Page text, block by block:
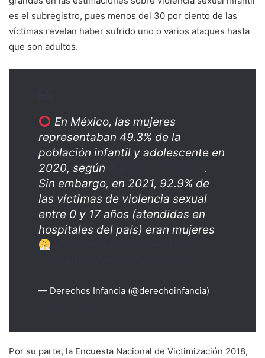
es el subregistro, pues menos del 30 por ciento de las
víctimas revelan haber sufrido uno o varios ataques hasta
que son adultos.
En México, las mujeres
representaban 49.3% de la
población infantil y adolescente en
2020, según
.
Sin embargo, en 2021, 92.9% de
las víctimas de violencia sexual
entre 0 y 17 años (atendidas en
hospitales del país) eran mujeres
— Derechos Infancia (@derechoinfancia)
Por su parte, la Encuesta Nacional de Victimización 2018,